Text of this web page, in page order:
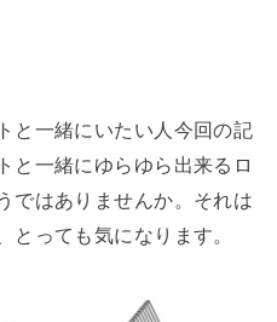
と一緒にいたい人今回の記
と一緒にゆらゆら出来るロ
ではありませんか。それは
とっても気になります。